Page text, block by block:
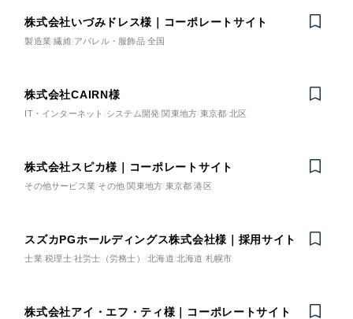
株式会社いづみドレス様｜コーポレートサイト
製造業 繊維 アパレル・服飾品 全国
株式会社CAIRN様
IT・インターネット システム開発 関東地方 東京都 北区
株式会社スピカ様｜コーポレートサイト
その他サービス業 その他 関東地方 東京都 港区
スズカPGホールディングス株式会社様｜採用サイト
士業 税理士 社労士（労務士） 北海道 北海道 札幌市
株式会社アイ・エフ・ティ様｜コーポレートサイト